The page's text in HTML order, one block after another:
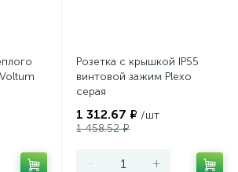
Розетка с крышкой IP55
винтовой зажим Plexo
серая
1 312.67 ₽ /шт
1 458.52 ₽
- +